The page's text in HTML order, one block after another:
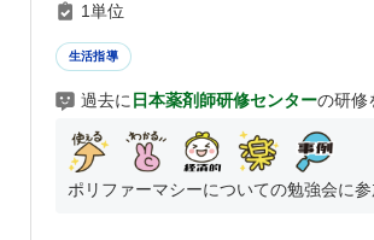
1単位
生活指導
過去に 日本薬剤師研修センターの研修
ポリファーマシーについての勉強会に